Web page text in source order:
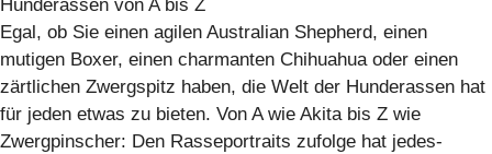
Hunderassen von A bis Z
Egal, ob Sie einen agilen Australian Shepherd, einen
mutigen Boxer, einen charmanten Chihuahua oder einen
zärtlichen Zwergspitz haben, die Welt der Hunderassen hat
für jeden etwas zu bieten. Von A wie Akita bis Z wie
Zwergpinscher: Den Rasseportraits zufolge hat jedes-